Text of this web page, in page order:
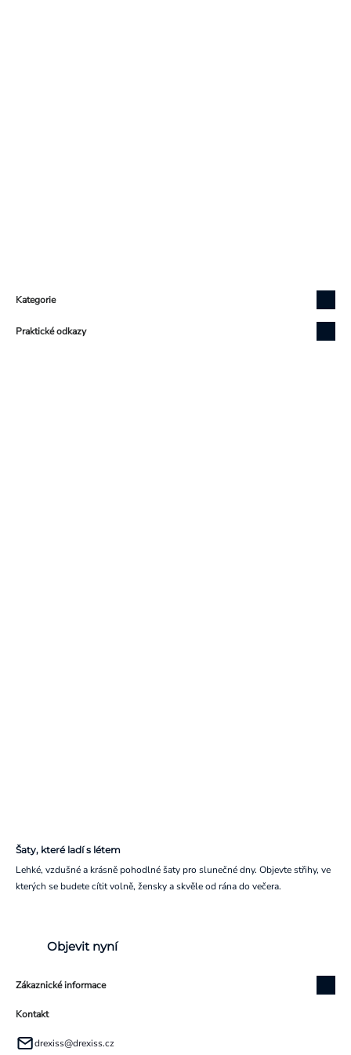
Kategorie
Praktické odkazy
Šaty, které ladí s létem
Lehké, vzdušné a krásně pohodlné šaty pro slunečné dny. Objevte střihy, ve
kterých se budete cítit volně, žensky a skvěle od rána do večera.
Objevit nyní
Zákaznické informace
Kontakt
drexiss@drexiss.cz